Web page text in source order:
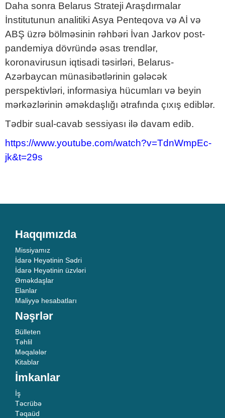
Daha sonra Belarus Strateji Araşdırmalar
İnstitutunun analitiki Asya Penteqova və Aİ və
ABŞ üzrə bölməsinin rəhbəri İvan Jarkov post-
pandemiya dövründə əsas trendlər,
koronavirusun iqtisadi təsirləri, Belarus-
Azərbaycan münasibətlərinin gələcək
perspektivləri, informasiya hücumları və beyin
mərkəzlərinin əməkdaşlığı ətrafında çıxış ediblər.
Tədbir sual-cavab sessiyası ilə davam edib.
https://www.youtube.com/watch?v=TdnWmpEc-
jk&t=29s
Haqqımızda
Missiyamız
İdarə Heyətinin Sədri
İdarə Heyətinin üzvləri
Əməkdaşlar
Elanlar
Maliyyə hesabatları
Nəşrlər
Bülleten
Təhlil
Məqalələr
Kitablar
İmkanlar
İş
Təcrübə
Təqaüd